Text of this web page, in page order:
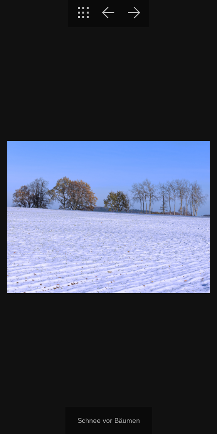
Schnee vor Bäumen